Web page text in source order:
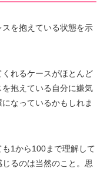
を抱えている状態を示
れるケースがほとんど
抱えている自分に嫌気
なっているかもしれま
1から100まで理解して
るのは当然のこと。思